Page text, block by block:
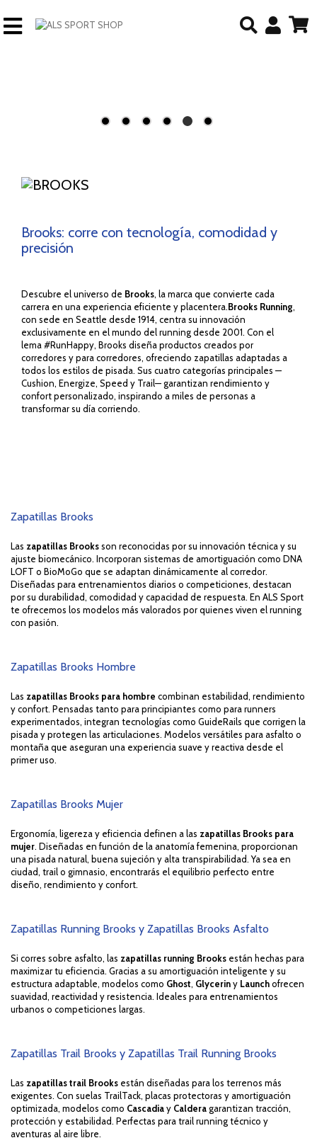
Brooks: corre con tecnología, comodidad y
precisión
Descubre el universo de Brooks, la marca que convierte cada
carrera en una experiencia eficiente y placentera.Brooks Running,
con sede en Seattle desde 1914, centra su innovación
exclusivamente en el mundo del running desde 2001. Con el
lema#RunHappy, Brooks diseña productos creados por
corredores y para corredores, ofreciendo zapatillas adaptadas a
todos los estilos de pisada. Sus cuatro categorías principales —
Cushion, Energize, Speed y Trail— garantizan rendimiento y
confort personalizado, inspirando a miles de personas a
transformar su día corriendo.
Zapatillas Brooks
Las zapatillas Brooksson reconocidas por su innovación técnica y su
ajuste biomecánico. Incorporan sistemas de amortiguación como DNA
LOFT o BioMoGo que se adaptan dinámicamente al corredor.
Diseñadas para entrenamientos diarios o competiciones, destacan
por su durabilidad, comodidad y capacidad de respuesta. En ALS Sport
te ofrecemos los modelos más valorados por quienes viven el running
con pasión.
Zapatillas Brooks Hombre
Las zapatillas Brooks para hombre combinan estabilidad, rendimiento
y confort. Pensadas tanto para principiantes como para runners
experimentados, integran tecnologías como GuideRails que corrigen la
pisada y protegen las articulaciones. Modelos versátiles para asfalto o
montaña que aseguran una experiencia suave y reactiva desde el
primer uso.
Zapatillas Brooks Mujer
Ergonomía, ligereza y eficiencia definen a las zapatillas Brooks para
mujer. Diseñadas en función de la anatomía femenina, proporcionan
una pisada natural, buena sujeción y alta transpirabilidad. Ya sea en
ciudad, trail o gimnasio, encontrarás el equilibrio perfecto entre
diseño, rendimiento y confort.
Zapatillas Running Brooks y Zapatillas Brooks Asfalto
Si corres sobre asfalto, las zapatillas running Brooks están hechas para
maximizar tu eficiencia. Gracias a su amortiguación inteligente y su
estructura adaptable, modelos como Ghost, Glyceriny Launchofrecen
suavidad, reactividad y resistencia. Ideales para entrenamientos
urbanos o competiciones largas.
Zapatillas Trail Brooks y Zapatillas Trail Running Brooks
Las zapatillas trail Brooks están diseñadas para los terrenos más
exigentes. Con suelas TrailTack, placas protectoras y amortiguación
optimizada, modelos como Cascadiay Calderagarantizan tracción,
protección y estabilidad. Perfectas para trail running técnico y
aventuras al aire libre.